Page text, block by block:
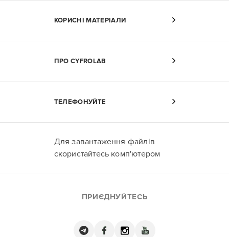
КОРИСНІ МАТЕРІАЛИ
ПРО CYFROLAB
ТЕЛЕФОНУЙТЕ
Для завантаження файлів
скористайтесь комп'ютером
ПРИЄДНУЙТЕСЬ